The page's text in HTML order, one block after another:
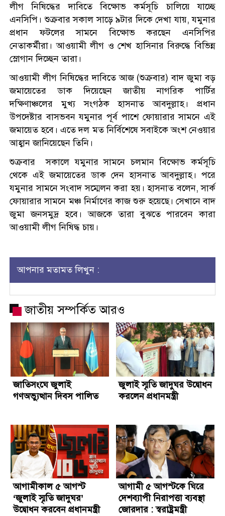
লীগ নিষিদ্ধের দাবিতে বিক্ষোভ কর্মসূচি চালিয়ে যাচ্ছে
এনসিপি। শুক্রবার সকাল সাড়ে ৯টার দিকে দেখা যায়, যমুনার
প্রধান ফটলের সামনে বিক্ষোভ করছেন এনসিপির
নেতাকর্মীরা। আওয়ামী লীগ ও শেখ হাসিনার বিরুদ্ধে বিভিন্ন
স্লোগান দিচ্ছেন তারা।
আওয়ামী লীগ নিষিদ্ধের দাবিতে আজ (শুক্রবার) বাদ জুমা বড়
জমায়েতের ডাক দিয়েছেন জাতীয় নাগরিক পার্টির
দক্ষিণাঞ্চলের মুখ্য সংগঠক হাসনাত আবদুল্লাহ। প্রধান
উপদেষ্টার বাসভবন যমুনার পূর্ব পাশে ফোয়ারার সামনে এই
জমায়েত হবে। এতে দল মত নির্বিশেষে সবাইকে অংশ নেওয়ার
আহ্বান জানিয়েছেন তিনি।
শুক্রবার সকালে যমুনার সামনে চলমান বিক্ষোভ কর্মসূচি
থেকে এই জমায়েতের ডাক দেন হাসনাত আবদুল্লাহ। পরে
যমুনার সামনে সংবাদ সম্মেলন করা হয়। হাসনাত বলেন, সার্ক
ফোয়ারার সামনে মঞ্চ নির্মাণের কাজ শুরু হয়েছে। সেখানে বাদ
জুমা জনসমুদ্র হবে। আজকে তারা বুঝতে পারবেন কারা
আওয়ামী লীগ নিষিদ্ধ চায়।
আপনার মতামত লিখুন :
জাতীয় সম্পর্কিত আরও
জাতিসংঘে জুলাই
গণঅভ্যুত্থান দিবস পালিত
জুলাই স্মৃতি জাদুঘর উদ্বোধন
করলেন প্রধানমন্ত্রী
আগামীকাল ৫ আগস্ট
‘জুলাই স্মৃতি জাদুঘর’
উদ্বোধন করবেন প্রধানমন্ত্রী
আগামী ৫ আগস্টকে ঘিরে
দেশব্যাপী নিরাপত্তা ব্যবস্থা
জোরদার : স্বরাষ্ট্রমন্ত্রী